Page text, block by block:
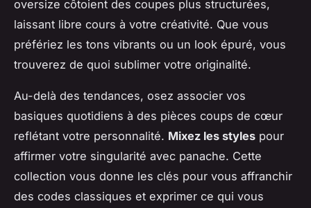
oversize côtoient des coupes plus structurées,
laissant libre cours à votre créativité. Que vous
préfériez les tons vibrants ou un look épuré, vous
trouverez de quoi sublimer votre originalité.
Au-delà des tendances, osez associer vos
basiques quotidiens à des pièces coups de cœur
reflétant votre personnalité. Mixez les styles pour
affirmer votre singularité avec panache. Cette
collection vous donne les clés pour vous affranchir
des codes classiques et exprimer ce qui vous